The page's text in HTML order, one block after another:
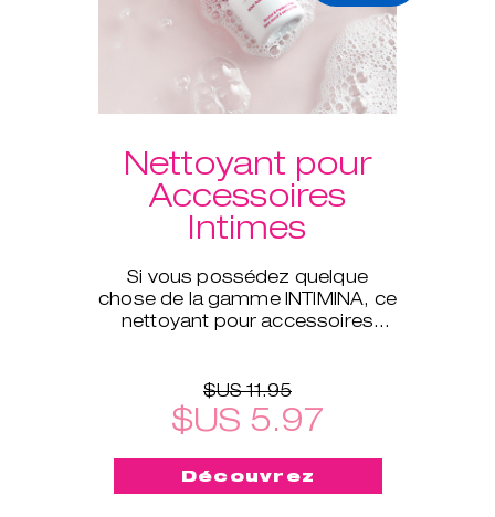
Nettoyant pour
Accessoires
Intimes
Si vous possédez quelque
chose de la gamme INTIMINA, ce
nettoyant pour accessoires
$US 11.95
$US 5.97
Découvrez